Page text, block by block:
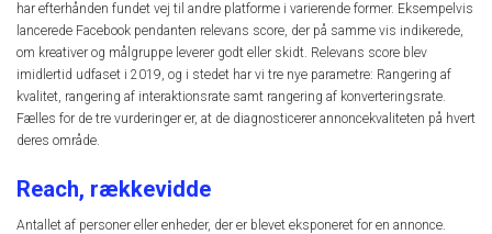
har efterhånden fundet vej til andre platforme i varierende former. Eksempelvis
lancerede Facebook pendanten relevans score, der på samme vis indikerede,
om kreativer og målgruppe leverer godt eller skidt. Relevans score blev
imidlertid udfaset i 2019, og i stedet har vi tre nye parametre: Rangering af
kvalitet, rangering af interaktionsrate samt rangering af konverteringsrate.
Fælles for de tre vurderinger er, at de diagnosticerer annoncekvaliteten på hvert
deres område.
Reach, rækkevidde
Antallet af personer eller enheder, der er blevet eksponeret for en annonce.